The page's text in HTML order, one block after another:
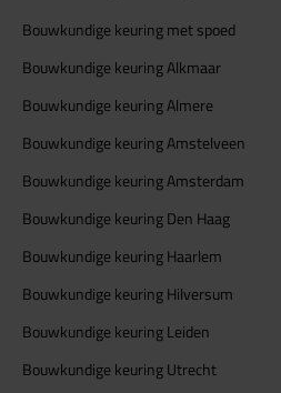
Bouwkundige keuring met spoed
Bouwkundige keuring Alkmaar
Bouwkundige keuring Almere
Bouwkundige keuring Amstelveen
Bouwkundige keuring Amsterdam
Bouwkundige keuring Den Haag
Bouwkundige keuring Haarlem
Bouwkundige keuring Hilversum
Bouwkundige keuring Leiden
Bouwkundige keuring Utrecht